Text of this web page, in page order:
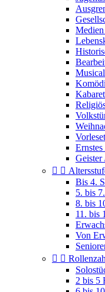
Geister
 
Bis 4.
5. bis
8. bis
11. bis
Von
 
2 bis 5